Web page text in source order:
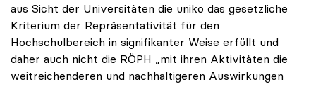
aus Sicht der Universitäten die uniko das gesetzliche
Kriterium der Repräsentativität für den
Hochschulbereich in signifikanter Weise erfüllt und
daher auch nicht die RÖPH „mit ihren Aktivitäten die
weitreichenderen und nachhaltigeren Auswirkungen